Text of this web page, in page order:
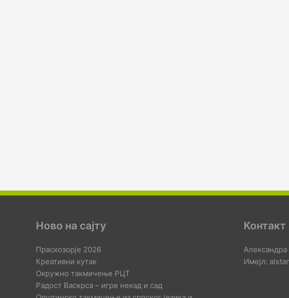
Ново на сајту
Праскозорје 2026
Креативни кутак
Окружно такмичење РЦТ
Радост Васкрса – игре некад и сад
Имејл: